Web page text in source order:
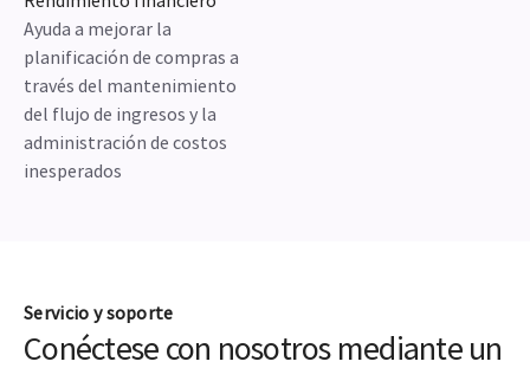
Ayuda a mejorar la
planificación de compras a
través del mantenimiento
del flujo de ingresos y la
administración de costos
inesperados
Servicio y soporte
Conéctese con nosotros mediante un